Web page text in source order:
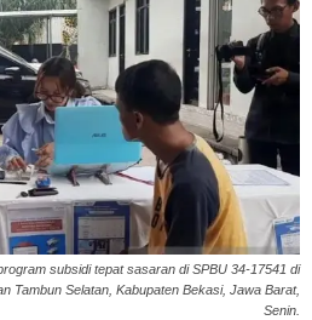
subsidi tepat sasaran di SPBU 34-17541 di
Tambun Selatan, Kabupaten Bekasi, Jawa Barat,
Senin.